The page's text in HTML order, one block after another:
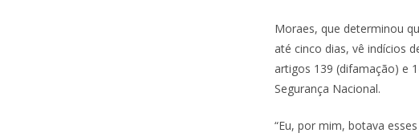
Moraes, que determinou
até cinco dias, vê indícios
artigos 139 (difamação) e
Segurança Nacional.
“Eu, por mim, botava